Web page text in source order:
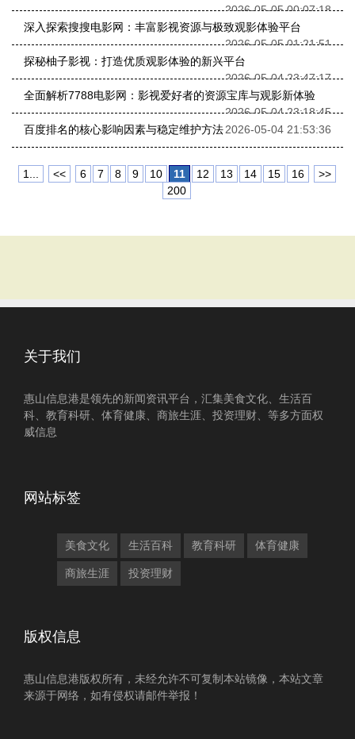
2026-05-05 00:07:18
深入探索搜搜电影网：丰富影视资源与极致观影体验平台
2026-05-05 01:21:51
探秘柚子影视：打造优质观影体验的新兴平台
2026-05-04 23:47:17
全面解析7788电影网：影视爱好者的资源宝库与观影新体验
2026-05-04 23:18:45
百度排名的核心影响因素与稳定维护方法2026-05-04 21:53:36
1... << 6 7 8 9 10 11 12 13 14 15 16
>>
200
关于我们
惠山信息港是领先的新闻资讯平台，汇集美食文化、生活百
科、教育科研、体育健康、商旅生涯、投资理财、等多方面权
威信息
网站标签
美食文化 生活百科 教育科研 体育健康
商旅生涯 投资理财
版权信息
惠山信息港版权所有，未经允许不可复制本站镜像，本站文章
来源于网络，如有侵权请邮件举报！